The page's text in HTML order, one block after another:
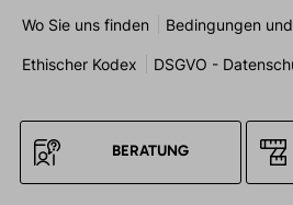
Wo Sie uns finden Bedingungen
Ethischer Kodex DSGVO -
BERATUNG